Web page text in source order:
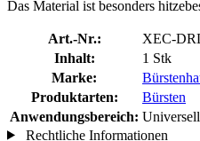
Das Material ist besonders
Art.-Nr.:
XEC-
Inhalt:
1 Stk
Marke:
Produktarten:
Bürsten
Anwendungsbereich: Universell
Rechtliche Informationen